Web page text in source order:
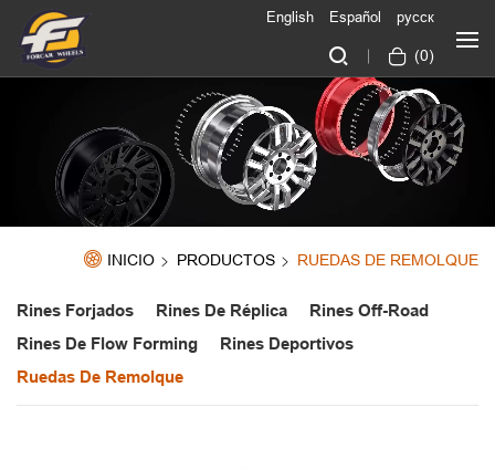
(0)
English Español русск
INICIO PRODUCTOS RUEDAS DE REMOLQUE
Rines Forjados Rines De Réplica
Rines Off-Road
Rines De Flow Forming
Rines Deportivos
Ruedas De Remolque